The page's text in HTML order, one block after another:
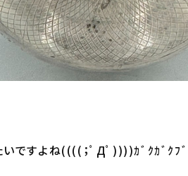
ですよね((((；ﾟДﾟ))))ｶﾞｸｶﾞｸﾌ